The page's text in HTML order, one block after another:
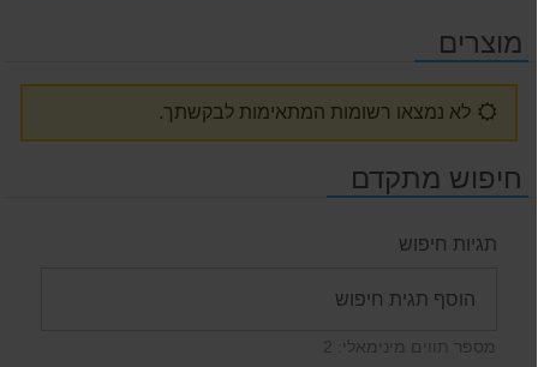
מוצרים
לא נמצאו רשומות המתאימות לבקשתך.
חיפוש מתקדם
תגיות חיפוש
מספר תווים מינימאלי: 2